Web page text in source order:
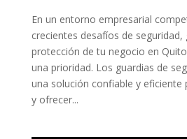
En un entorno empresarial
crecientes desafíos de seguridad,
protección de tu negocio en
una prioridad. Los guardias de
una solución confiable y eficiente
y ofrecer...